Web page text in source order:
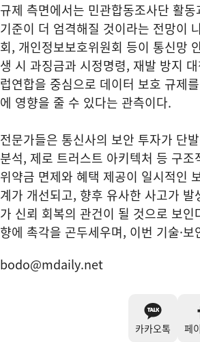
규제 측면에서는 민관합동조사단 활
기준이 더 엄격해질 것이라는 전망이
회, 개인정보보호위원회 등이 통신망
생 시 과징금과 시정명령, 재발 방지
럽연합을 중심으로 데이터 보호 규제
에 영향을 줄 수 있다는 관측이다.
전문가들은 통신사의 보안 투자가 단
분석, 제로 트러스트 아키텍처 등 구
위약금 면제와 혜택 제공이 일시적인
계가 개선되고, 향후 유사한 사고가
가 신뢰 회복의 관건이 될 것으로 보
향에 촉각을 곤두세우며, 이번 기술·
bodo@mdaily.net
카카오톡 페